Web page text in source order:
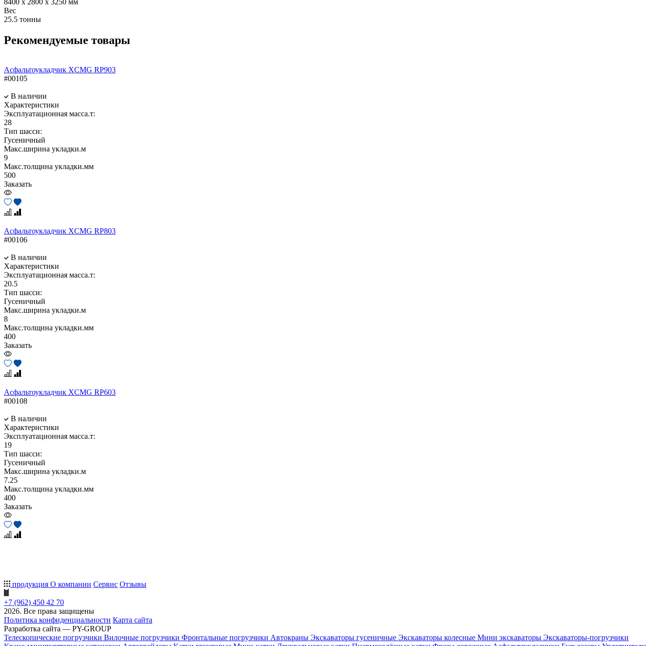
Вес
25.5 тонны
Рекомендуемые товары
Асфальтоукладчик XCMG RP903
#00105
В наличии
Характеристики
Эксплуатационная масса.т:
28
Тип шасси:
Гусеничный
Макс.ширина укладки.м
9
Макс.толщина укладки.мм
500
Заказать
Асфальтоукладчик XCMG RP803
#00106
В наличии
Характеристики
Эксплуатационная масса.т:
20.5
Тип шасси:
Гусеничный
Макс.ширина укладки.м
8
Макс.толщина укладки.мм
400
Заказать
Асфальтоукладчик XCMG RP603
#00108
В наличии
Характеристики
Эксплуатационная масса.т:
19
Тип шасси:
Гусеничный
Макс.ширина укладки.м
7.25
Макс.толщина укладки.мм
400
Заказать
продукция О компании Сервис Отзывы
+7 (962) 450 42 70
2026. Все права защищены
Политика конфиденциальности Карта сайта
Разработка сайта — PY-GROUP
Телескопические погрузчики Вилочные погрузчики Фронтальные погрузчики Автокраны Экскаваторы гусеничные Экскаваторы колесные Мини экскаваторы Экскаваторы-погрузчики